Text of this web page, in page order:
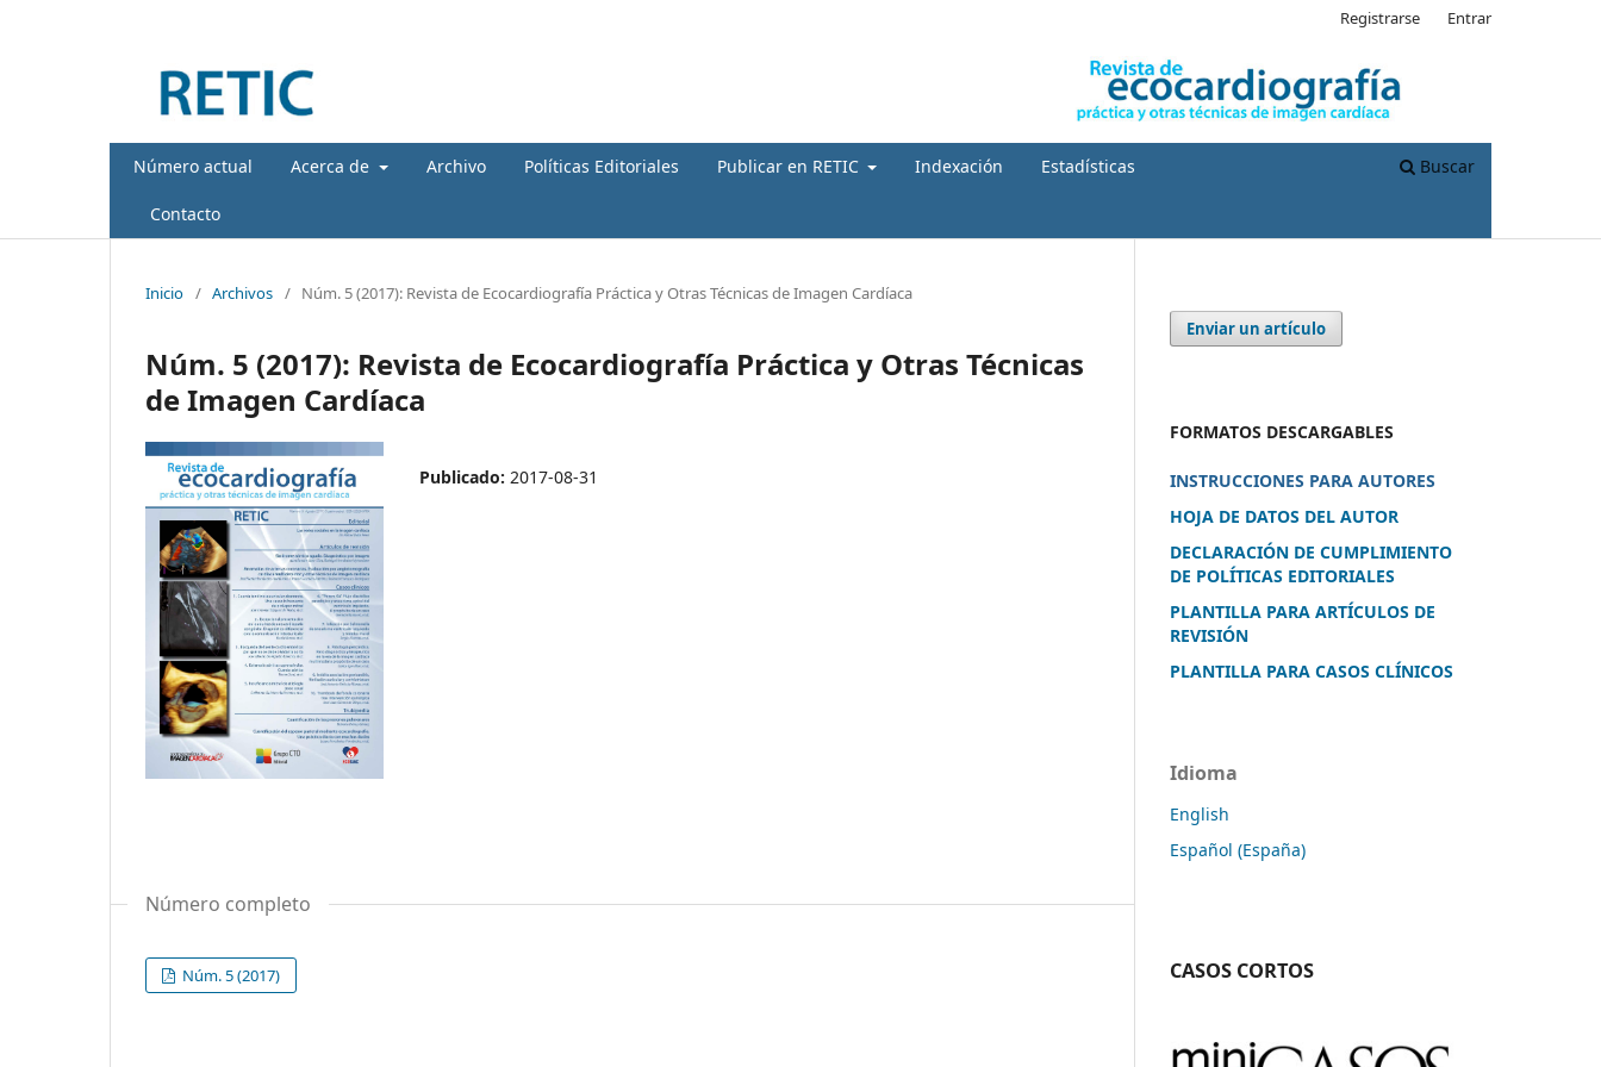
Número actual Acerca de Archivo Políticas Editoriales Publicar en RETIC Indexación Estadísticas
Contacto
Buscar
Registrarse Entrar
Inicio / Archivos / Núm. 5 (2017): Revista de Ecocardiografía Práctica y Otras Técnicas de Imagen Cardíaca
Núm. 5 (2017): Revista de Ecocardiografía Práctica y Otras Técnicas
de Imagen Cardíaca
Publicado: 2017-08-31
Número completo
Núm. 5 (2017)
Enviar un artículo
FORMATOS DESCARGABLES
INSTRUCCIONES PARA AUTORES
HOJA DE DATOS DEL AUTOR
DECLARACIÓN DE CUMPLIMIENTO
DE POLÍTICAS EDITORIALES
PLANTILLA PARA ARTÍCULOS DE
REVISIÓN
PLANTILLA PARA CASOS CLÍNICOS
Idioma
English
Español (España)
CASOS CORTOS